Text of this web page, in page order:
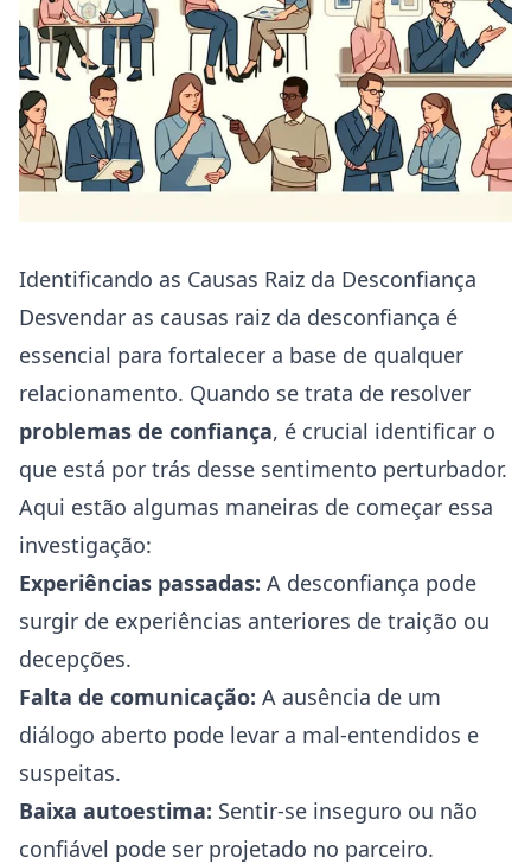
Identificando as Causas Raiz da Desconfiança
Desvendar as causas raiz da desconfiança é
essencial para fortalecer a base de qualquer
relacionamento. Quando se trata de resolver
problemas de confiança, é crucial identificar o
que está por trás desse sentimento perturbador.
Aqui estão algumas maneiras de começar essa
investigação:
Experiências passadas: A desconfiança pode
surgir de experiências anteriores de traição ou
decepções.
Falta de comunicação: A ausência de um
diálogo aberto pode levar a mal-entendidos e
suspeitas.
Baixa autoestima: Sentir-se inseguro ou não
confiável pode ser projetado no parceiro.